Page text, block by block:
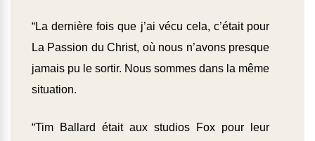
“La dernière fois que j’ai vécu cela, c’était pour
La Passion du Christ, où nous n’avons presque
jamais pu le sortir. Nous sommes dans la même
situation.
“Tim Ballard était aux studios Fox pour leur